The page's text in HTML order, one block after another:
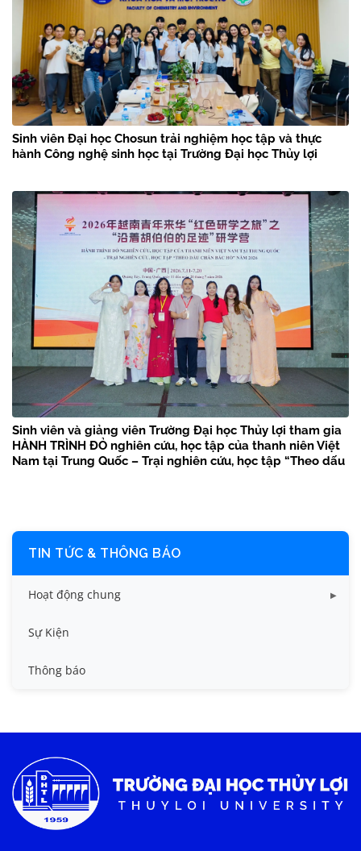
Sinh viên Đại học Chosun trải nghiệm học tập và thực
hành Công nghệ sinh học tại Trường Đại học Thủy lợi
Sinh viên và giảng viên Trường Đại học Thủy lợi tham gia
HÀNH TRÌNH ĐỎ nghiên cứu, học tập của thanh niên Việt
Nam tại Trung Quốc – Trại nghiên cứu, học tập “Theo dấu
TIN TỨC & THÔNG BÁO
Hoạt động chung
Tin công tác sinh viên
Tin đào tạo
Tin tức chung
Sự Kiện
Thông báo